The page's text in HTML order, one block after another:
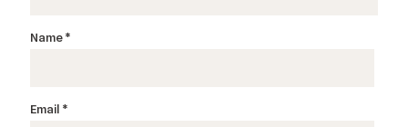
Name*
Email *